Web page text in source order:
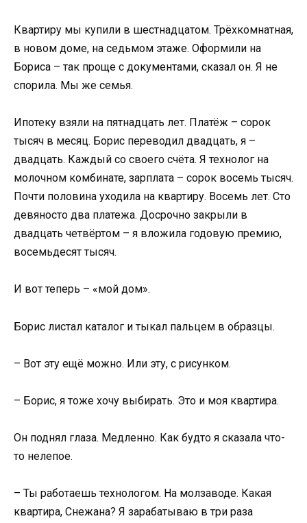
Квартиру мы купили в шестнадцатом. Трёхкомнатная,
в новом доме, на седьмом этаже. Оформили на
Бориса – так проще с документами, сказал он. Я не
спорила. Мы же семья.
Ипотеку взяли на пятнадцать лет. Платёж – сорок
тысяч в месяц. Борис переводил двадцать, я –
двадцать. Каждый со своего счёта. Я технолог на
молочном комбинате, зарплата – сорок восемь тысяч.
Почти половина уходила на квартиру. Восемь лет. Сто
девяносто два платежа. Досрочно закрыли в
двадцать четвёртом – я вложила годовую премию,
восемьдесят тысяч.
И вот теперь – «мой дом».
Борис листал каталог и тыкал пальцем в образцы.
– Вот эту ещё можно. Или эту, с рисунком.
– Борис, я тоже хочу выбирать. Это и моя квартира.
Он поднял глаза. Медленно. Как будто я сказала что-
то нелепое.
– Ты работаешь технологом. На молзаводе. Какая
квартира, Снежана? Я зарабатываю в три раза